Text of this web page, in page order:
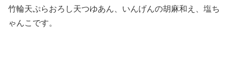
竹輪天ぷらおろし天つゆあん、いんげんの胡麻和え、塩ち
ゃんこです。